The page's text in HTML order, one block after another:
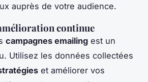
auprès de votre audience.
continue
campagnes emailing est un
Utilisez les données collectées
et améliorer vos